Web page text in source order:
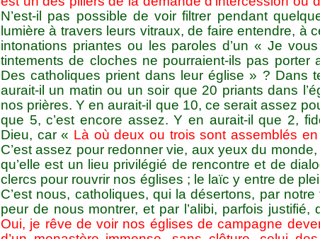
N’est-il pas possible de voir filtrer pendant
lumière à travers leurs vitraux, de faire entendre, à
intonations priantes ou les paroles d’un « Je
tintements de cloches ne pourraient-ils pas
Des catholiques prient dans leur église » ? Dans
aurait-il un matin ou un soir que 20 priants dans
nos prières. Y en aurait-il que 10, ce serait assez
que 5, c’est encore assez. Y en aurait-il que 2,
Dieu, car « Là où deux ou trois sont assemblés
C’est assez pour redonner vie, aux yeux du
qu’elle est un lieu privilégié de rencontre et de
clercs pour rouvrir nos églises ; le laïc y entre de
C’est nous, catholiques, qui la désertons, par
peur de nous montrer, et par l’alibi, parfois
Oui, je rêve de voir nos églises de campagne